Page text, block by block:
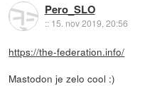
Pero_SLO
:: 15. nov 2019, 20:56
https://the-federation.info/
Mastodon je zelo cool :)